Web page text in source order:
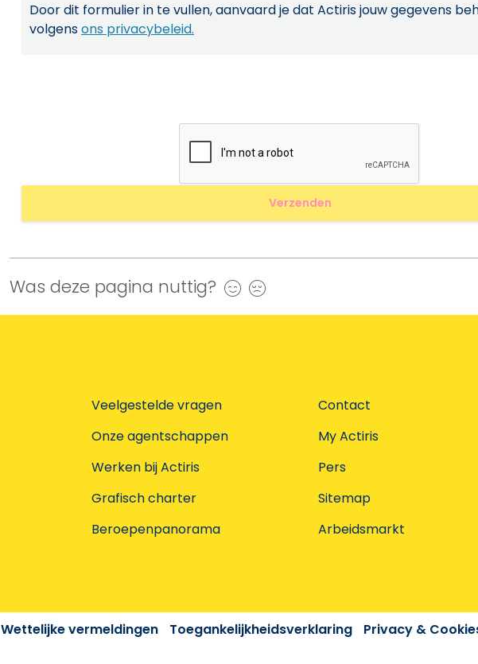
Door dit formulier in te vullen, aanvaard je dat Actiris jouw gegevens
volgensons privacybeleid.
Was deze pagina nuttig? Ja
Veelgestelde vragen
Onze agentschappen
Werken bij Actiris
Grafisch charter
Beroepenpanorama
Contact
My Actiris
Pers
Sitemap
Arbeidsmarkt
Wettelijke vermeldingen Toegankelijkheidsverklaring Privacy &